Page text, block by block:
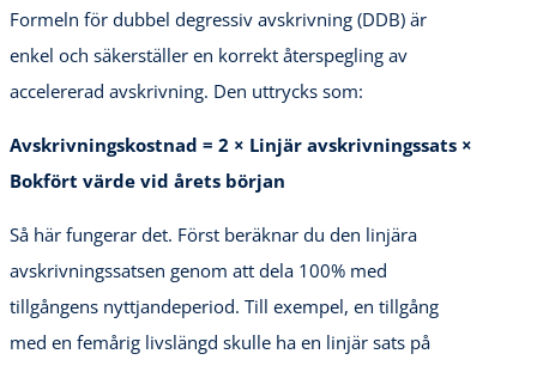
Formeln för dubbel degressiv avskrivning (DDB) är
enkel och säkerställer en korrekt återspegling av
accelererad avskrivning. Den uttrycks som:
Avskrivningskostnad = 2 × Linjär avskrivningssats ×
Bokfört värde vid årets början
Så här fungerar det. Först beräknar du den linjära
avskrivningssatsen genom att dela 100% med
tillgångens nyttjandeperiod. Till exempel, en tillgång
med en femårig livslängd skulle ha en linjär sats på